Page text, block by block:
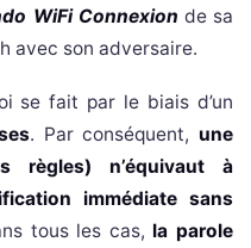
WiFi Connexion de sa
avec son adversaire.
se fait par le biais d’un
. Par conséquent, une
règles) n’équivaut à
immédiate sans
tous les cas, la parole